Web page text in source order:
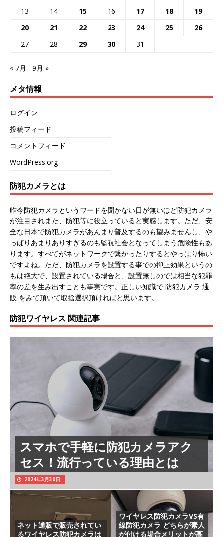
13
14 15 16 17 18
19
20
21 22 23 24 25
26
27
28 29 30 31
« 7月 9月 »
メタ情報
ログイン
投稿フィード
コメントフィード
WordPress.org
防犯カメラとは
昨今防犯カメラというワードを聞かない日が無いほど防犯カメラ
が注目されまた、防犯等に役立っていると実感します。ただ、安
全な日本で防犯カメラがあんまり普及するのも望みませんし、や
っぱりあまりありすぎるのも監視社会となってしまう危険性もあ
ります。すべてがネットワークで繋がったりするとやっぱり怖い
ですよね。ただ、防犯カメラを設置する事での抑止効果というの
もは絶大で、設置されている場合と、設置無しのでは相当な犯罪
率の差を生み出すことも事実です。正しい知識で 防犯カメラ 通
販 をみて頂いて取捨選択頂ければと思います。
防犯ワイヤレス 関連記事
スマホで手軽に防犯カメラアク
セス！流行っている理由とは
2024年3月30日
ネット通販で販売されてい
るワイヤレス防犯カメラは
ワイヤレス防犯カメラVS有
線防犯カメラ どちらが素人
が付ける場合メリットが高